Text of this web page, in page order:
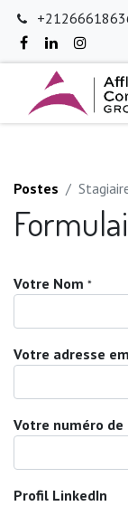
Postes
Votre Nom *
Votre adresse
Votre numéro
Profil LinkedIn